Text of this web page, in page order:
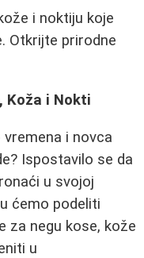
i noktiju koje
Otkrijte prirodne
Koža i Nokti
i novca
Ispostavilo se da
u svojoj
ćemo podeliti
za negu kose, kože
u